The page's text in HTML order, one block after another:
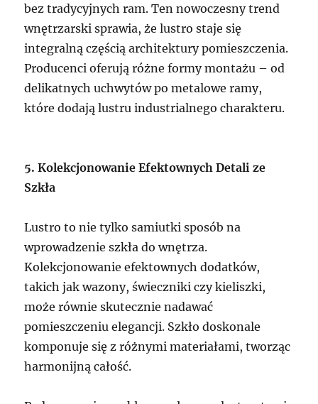
bez tradycyjnych ram. Ten nowoczesny trend
wnętrzarski sprawia, że lustro staje się
integralną częścią architektury pomieszczenia.
Producenci oferują różne formy montażu – od
delikatnych uchwytów po metalowe ramy,
które dodają lustru industrialnego charakteru.
5. Kolekcjonowanie Efektownych Detali ze
Szkła
Lustro to nie tylko samiutki sposób na
wprowadzenie szkła do wnętrza.
Kolekcjonowanie efektownych dodatków,
takich jak wazony, świeczniki czy kieliszki,
może równie skutecznie nadawać
pomieszczeniu elegancji. Szkło doskonale
komponuje się z różnymi materiałami, tworząc
harmonijną całość.